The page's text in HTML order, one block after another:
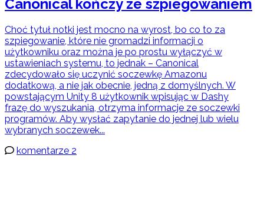
Canonical kończy ze szpiegowaniem
Choć tytuł notki jest mocno na wyrost, bo co to za
szpiegowanie, które nie gromadzi informacji o
użytkowniku oraz można je po prostu wyłączyć w
ustawieniach systemu, to jednak – Canonical
zdecydowało się uczynić soczewkę Amazonu
dodatkową, a nie jak obecnie, jedną z domyślnych. W
powstającym Unity 8 użytkownik wpisując w Dashy
frazę do wyszukania, otrzyma informacje ze soczewki
programów. Aby wysłać zapytanie do jednej lub wielu
wybranych soczewek...
komentarze 2